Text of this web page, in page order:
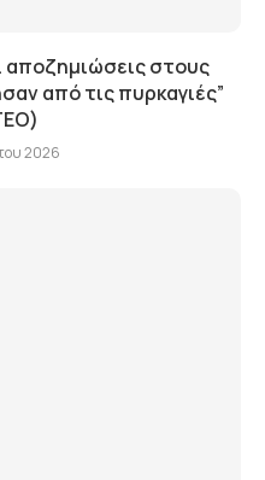
αποζημιώσεις στους
από τις πυρκαγιές”
2026